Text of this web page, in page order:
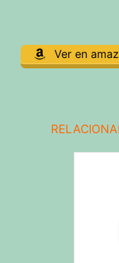
Ver en